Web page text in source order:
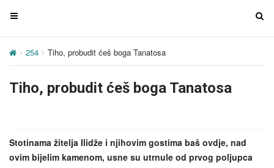
T
g
e
i
g
T
254 Tiho, probudit ćeš boga Tanatosa
Tiho, probudit ćeš boga Tanatosa
Stotinama žitelja Ilidže i njihovim gostima baš ovdje, nad
ovim bijelim kamenom, usne su utrnule od prvog poljupca